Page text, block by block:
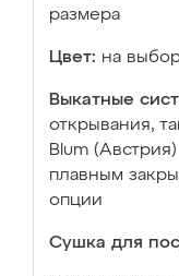
размера
Цвет: на
Выкатные
открывания,
Blum
плавным
опции
Сушка для